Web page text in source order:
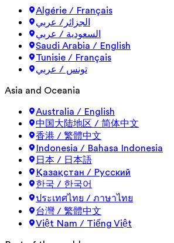
Algérie / Français
الجزائر/ عربي
السعودية / عربي
Saudi Arabia / English
Tunisie / Français
تونس / عربي
Asia and Oceania
Australia / English
中国大陆地区 / 简体中文
香港 / 繁體中文
Indonesia / Bahasa Indonesia
日本 / 日本語
Қазақстан / Русский
한국 / 한국어
ประเทศไทย / ภาษาไทย
台灣 / 繁體中文
Việt Nam / Tiếng Việt